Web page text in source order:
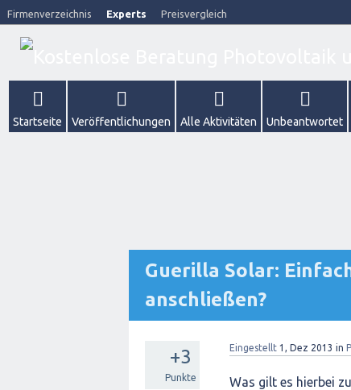
Firmenverzeichnis Experts Preisvergleich
Startseite Veröffentlichungen Alle Aktivitäten Unbeantwortet
Guerilla Solar:
anschließen?
+3
Punkte
Eingestellt 1, Dez 2013 in
Was gilt es hierbei